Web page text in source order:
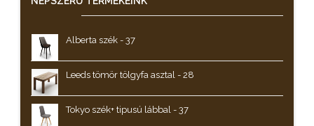
Alberta szék - 37
Leeds tömör tölgyfa asztal - 28
Tokyo szék+ tipusú lábbal - 37